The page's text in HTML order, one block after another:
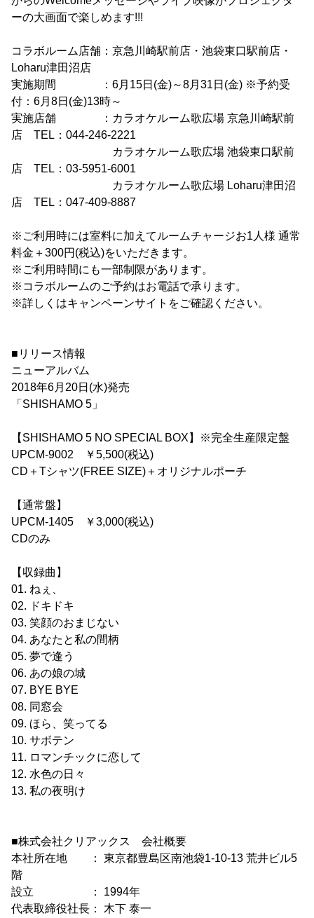
ーの大画面で楽しめます!!!
コラボルーム店舗：京急川崎駅前店・池袋東口駅前店・
Loharu津田沼店
実施期間 ：6月15日(金)～8月31日(金) ※予約受
付：6月8日(金)13時～
実施店舗 ：カラオケルーム歌広場 京急川崎駅前
店 TEL：044-246-2221
カラオケルーム歌広場 池袋東口駅前
店 TEL：03-5951-6001
カラオケルーム歌広場 Loharu津田沼
店 TEL：047-409-8887
※ご利用時には室料に加えてルームチャージお1人様 通常
料金＋300円(税込)をいただきます。
※ご利用時間にも一部制限があります。
※コラボルームのご予約はお電話で承ります。
※詳しくはキャンペーンサイトをご確認ください。
■リリース情報
ニューアルバム
2018年6月20日(水)発売
「SHISHAMO 5」
【SHISHAMO 5 NO SPECIAL BOX】※完全生産限定盤
UPCM-9002 ￥5,500(税込)
CD＋Tシャツ(FREE SIZE)＋オリジナルポーチ
【通常盤】
UPCM-1405 ￥3,000(税込)
CDのみ
【収録曲】
01. ねぇ、
02. ドキドキ
03. 笑顔のおまじない
04. あなたと私の間柄
05. 夢で逢う
06. あの娘の城
07. BYE BYE
08. 同窓会
09. ほら、笑ってる
10. サボテン
11. ロマンチックに恋して
12. 水色の日々
13. 私の夜明け
■株式会社クリアックス 会社概要
本社所在地 ： 東京都豊島区南池袋1-10-13 荒井ビル5
階
設立 ： 1994年
代表取締役社長： 木下 泰一